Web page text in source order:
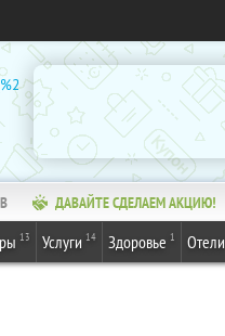
ДАВАЙТЕ СДЕЛАЕМ АКЦИЮ!
13 Услуги 14 Здоровье 1 Отели